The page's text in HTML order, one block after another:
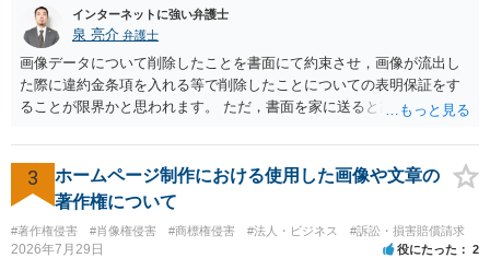
すが、それだけで直ちに侵害となるわけではありません。完全無償・
非営利であれば「表現の自由」「創作物」としての側面が強く評価さ
れる可能性があります。一方、広告収益がある場合は「商業利用」と
しての色彩が強まり、リスクが高まる可能性があります。 公開前に変
更・確認しておく事項については、公開の場でアドバイスするにも限
界があるかと思うので、資料等を持参の上、弁護士に相談されること
も一つかと存じます。
インターネットに強い弁護士
泉 亮介 弁護士
画像データについて削除したことを書面にて約束させ，画像が流出し
た際に違約金条項を入れる等で削除したことについての表明保証をす
ることが限界かと思われます。 ただ，書面を家に送ると家族に不貞行
除等を求めることは避けたほうが良いかと思われます。
3
ホームページ制作における使用した画像や文章の
著作権について
#著作権侵害 #肖像権侵害 #商標権侵害 #法人・ビジネス #訴訟・損害賠償請求
2026年7月29日 役にたった 2